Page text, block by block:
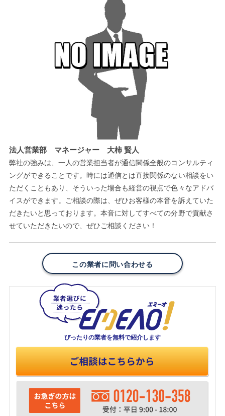
法人営業部 マネージャー 大柿 賢人
弊社の強みは、一人の営業担当者が通信関係全般のコンサルティ
ングができることです。時には通信とは直接関係のない相談をい
ただくこともあり、そういった場合も経営の視点で色々なアドバ
イスができます。ご相談の際は、ぜひお客様の本音を訴えていた
だきたいと思っております。本音に対してすべての分野で貢献さ
せていただきたいので、ぜひご相談ください！
この業者に問い合わせる
ぴったりの業者を無料で紹介します